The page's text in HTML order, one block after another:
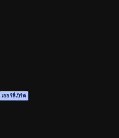
เออร์ลี่เบิร์ด